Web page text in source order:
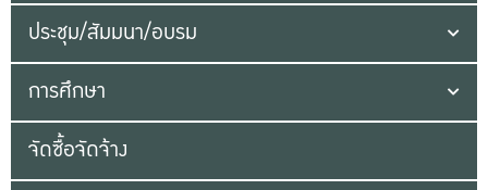
ประชุม/สัมมนา/อบรม
การศึกษา
จัดซื้อจัดจ้าง